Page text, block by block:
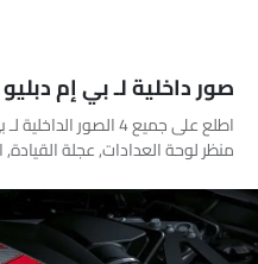
صور داخلية لـ بي إم دبليو X6 M 2026
منظر لوحة العدادات, عجلة القيادة,